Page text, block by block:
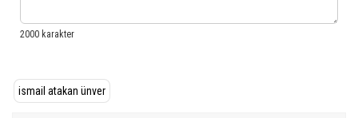
ismail atakan ünver